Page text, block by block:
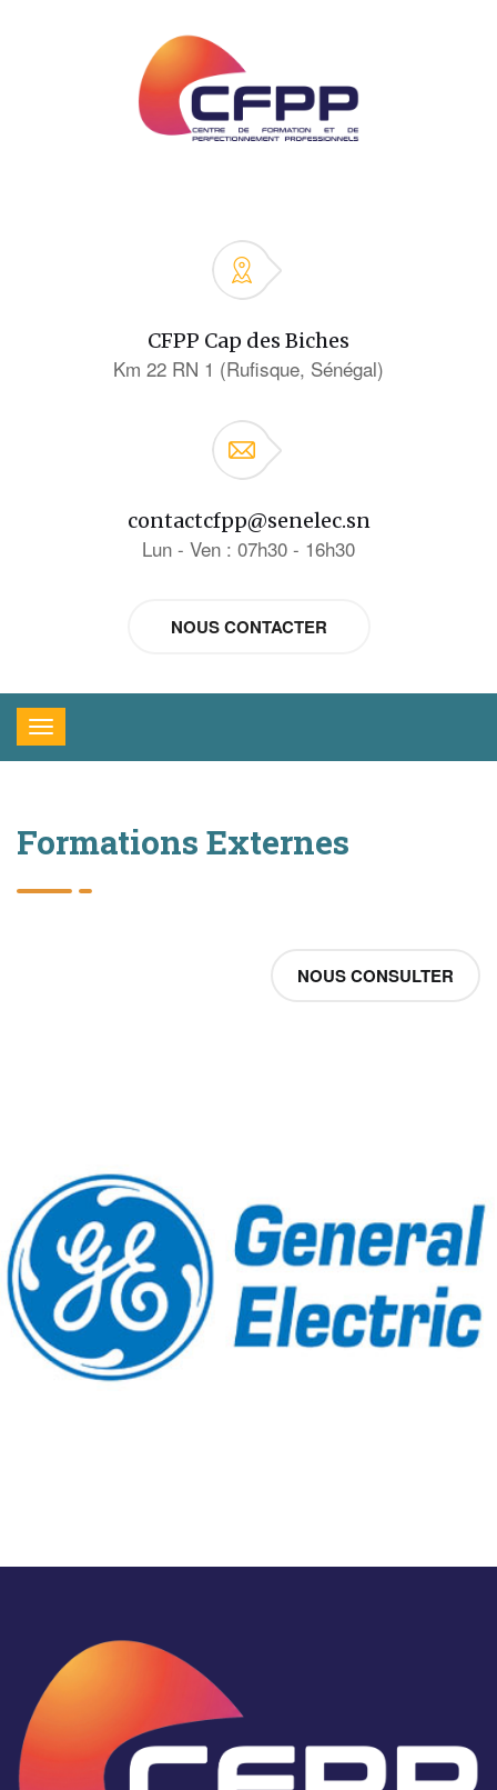
CFPP Cap des Biches
Km 22 RN 1 (Rufisque, Sénégal)
contactcfpp@senelec.sn
Lun - Ven : 07h30 - 16h30
NOUS CONTACTER
Formations Externes
NOUS CONSULTER